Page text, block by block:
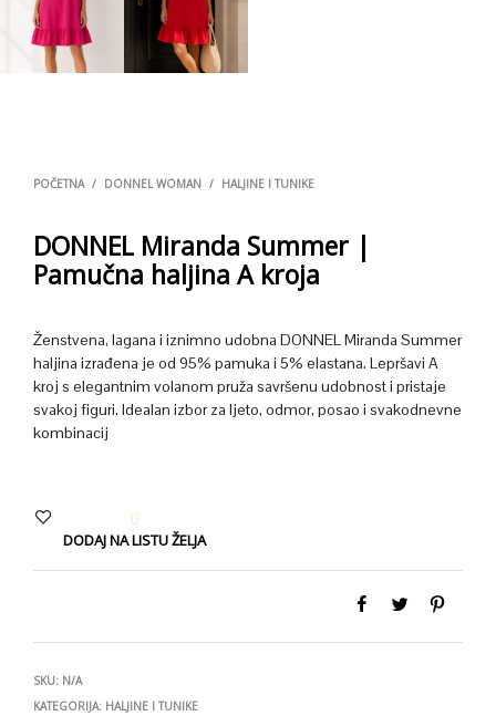
POČETNA / DONNEL WOMAN / HALJINE I TUNIKE
DONNEL Miranda Summer |
Pamučna haljina A kroja
Ženstvena, lagana i iznimno udobna DONNEL Miranda Summer
haljina izrađena je od 95% pamuka i 5% elastana. Lepršavi A
kroj s elegantnim volanom pruža savršenu udobnost i pristaje
svakoj figuri. Idealan izbor za ljeto, odmor, posao i svakodnevne
kombinacij
DODAJ NA LISTU ŽELJA
SKU: N/A
KATEGORIJA: HALJINE I TUNIKE